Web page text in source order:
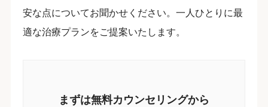
安な点についてお聞かせください。一人ひとりに最
適な治療プランをご提案いたします。
まずは無料カウンセリングから